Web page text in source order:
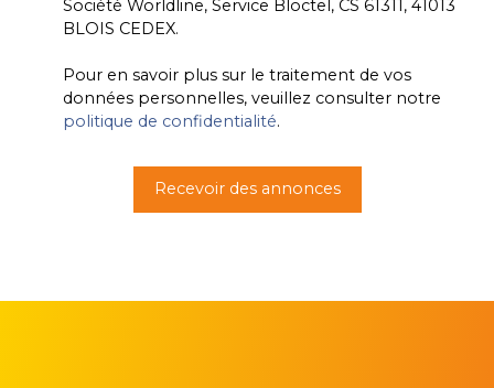
Société Worldline, Service Bloctel, CS 61311, 41013
BLOIS CEDEX.
Pour en savoir plus sur le traitement de vos
données personnelles, veuillez consulter notre
politique de confidentialité.
Recevoir des annonces